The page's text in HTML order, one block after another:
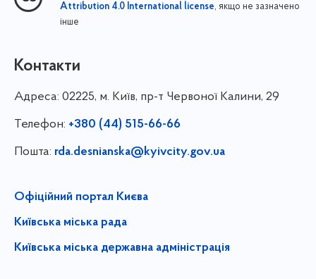
Attribution 4.0 International license, якщо не зазначено
інше
Контакти
Адреса: 02225, м. Київ, пр-т Червоної Калини, 29
Телефон: +380 (44) 515-66-66
Пошта: rda.desnianska@kyivcity.gov.ua
Офіційний портал Києва
Київська міська рада
Київська міська державна адміністрація